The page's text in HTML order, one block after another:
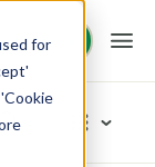
for